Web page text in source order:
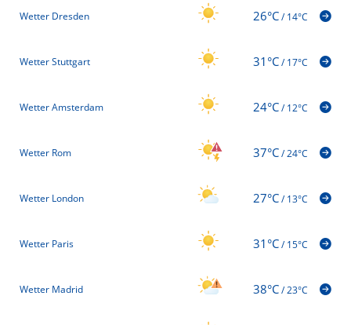
Wetter Dresden 26°C/14°C
Wetter Stuttgart 31°C/17°C
Wetter Amsterdam 24°C/12°C
Wetter Rom 37°C/24°C
Wetter London 27°C/13°C
Wetter Paris 31°C/15°C
Wetter Madrid 38°C/23°C